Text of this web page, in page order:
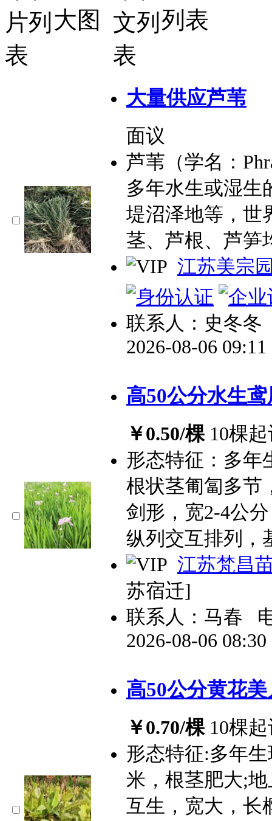
大图 列表
大量供应芦苇
面议
芦苇（学名：
多年水生或湿生
堤沼泽地等，世
茎、芦根、芦笋
江苏美宗
联系人：史冬冬
2026-08-06
高50公分水生
￥0.50/棵 10棵
形态特征：多年
根状茎匍匐多节
剑形，宽2-4公
纵列交互排列，
江苏梵昌
苏宿迁]
联系人：马春
2026-08-06
高50公分黄花
￥0.70/棵 10棵
形态特征:多年
米，根茎肥大;
互生，宽大，长